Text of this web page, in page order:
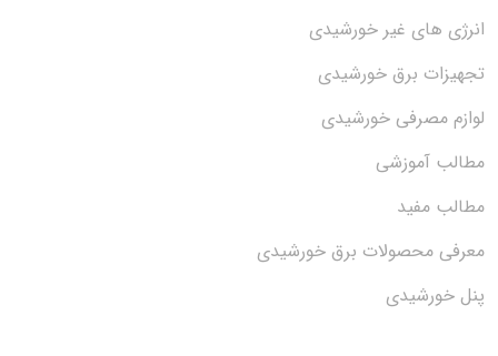
انرژی های غیر خورشیدی
تجهیزات برق خورشیدی
لوازم مصرفی خورشیدی
مطالب آموزشی
مطالب مفید
معرفی محصولات برق خورشیدی
پنل خورشیدی